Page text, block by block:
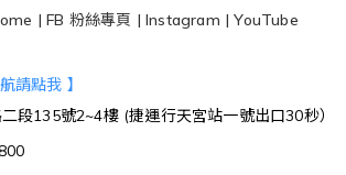
| FB 粉絲專頁 | Instagram |​YouTube
請點我 】
段135號2~4樓 (捷運行天宮站一號出口30秒）